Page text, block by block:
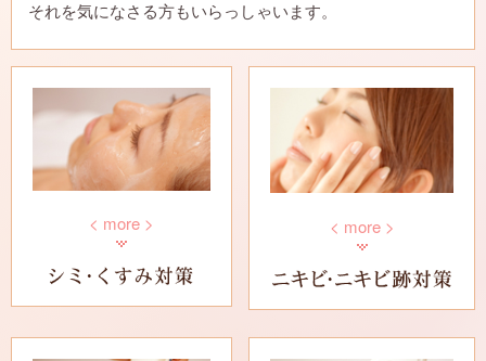
フラクセル2 トリニティープラス
ボトックス治療
勃起不全(ED)内服治療薬
それを気になさる方もいらっしゃいます。
< more > < more >